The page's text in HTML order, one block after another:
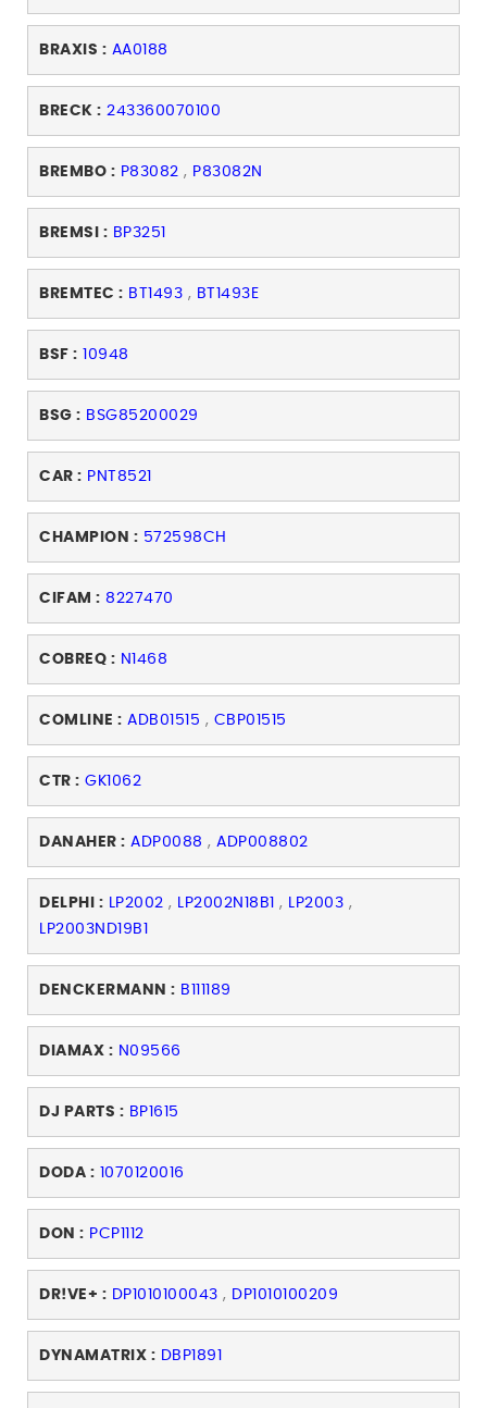
BRAXIS : AA0188
BRECK : 243360070100
BREMBO : P83082 , P83082N
BREMSI : BP3251
BREMTEC : BT1493 , BT1493E
BSF : 10948
BSG : BSG85200029
CAR : PNT8521
CHAMPION : 572598CH
CIFAM : 8227470
COBREQ : N1468
COMLINE : ADB01515 , CBP01515
CTR : GK1062
DANAHER : ADP0088 , ADP008802
DELPHI : LP2002 , LP2002N18B1 , LP2003 ,
LP2003ND19B1
DENCKERMANN : B111189
DIAMAX : N09566
DJ PARTS : BP1615
DODA : 1070120016
DON : PCP1112
DR!VE+ : DP1010100043 , DP1010100209
DYNAMATRIX : DBP1891